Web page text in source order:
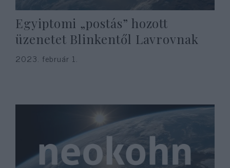
Egyiptomi „postás” hozott
üzenetet Blinkentől Lavrovnak
2023. február 1.